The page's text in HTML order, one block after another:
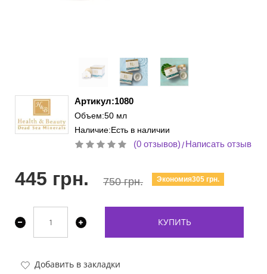
Артикул:1080
Объем:50 мл
Наличие:Есть в наличии
(0 отзывов)/Написать отзыв
445 грн. 750 грн. Экономия305 грн.
КУПИТЬ
Добавить в закладки